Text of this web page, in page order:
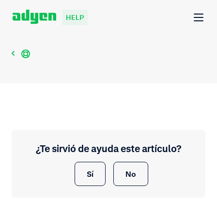
HELP
¿Te sirvió de ayuda este artículo?
Sí No